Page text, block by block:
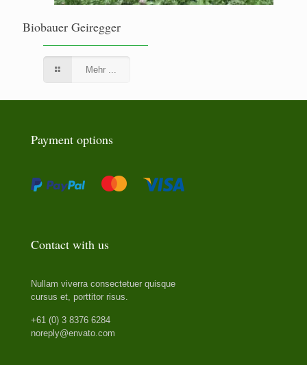
Biobauer Geiregger
Mehr ...
Payment options
Contact with us
Nullam viverra consectetuer quisque
cursus et, porttitor risus.
+61 (0) 3 8376 6284
noreply@envato.com